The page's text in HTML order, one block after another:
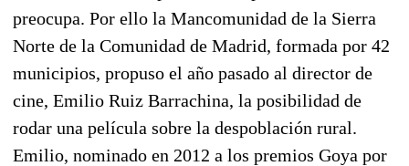
preocupa. Por ello la Mancomunidad de la Sierra
Norte de la Comunidad de Madrid, formada por 42
municipios, propuso el año pasado al director de
cine, Emilio Ruiz Barrachina, la posibilidad de
rodar una película sobre la despoblación rural.
Emilio, nominado en 2012 a los premios Goya por